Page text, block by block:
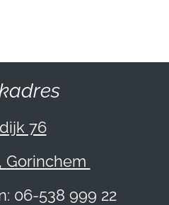
76
Gorinchem
06-538 999 22